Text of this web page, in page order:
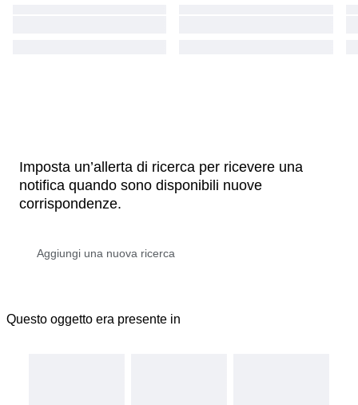
Imposta un’allerta di ricerca per ricevere una
notifica quando sono disponibili nuove
corrispondenze.
Questo oggetto era presente in